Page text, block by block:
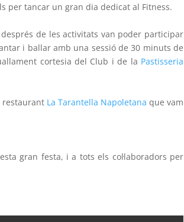
per tancar un gran dia dedicat al Fitness.
de les activitats van poder participar
i ballar amb una sessió de 30 minuts de
cortesia del Club i de la Pastisseria
restaurant La Tarantella Napoletana que vam
gran festa, i a tots els col·laboradors per